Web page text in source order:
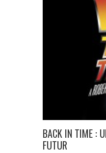
BACK IN TIME :
FUTUR